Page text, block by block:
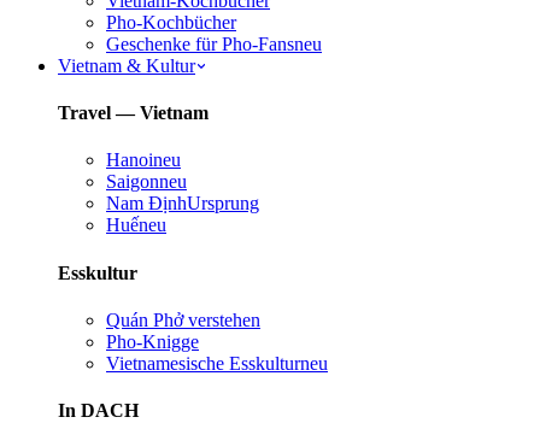
Pho-Kochbücher
Geschenke für Pho-Fansneu
Vietnam & Kultur
Travel — Vietnam
Hanoineu
Saigonneu
Nam ĐịnhUrsprung
Huếneu
Esskultur
Quán Phở verstehen
Pho-Knigge
Vietnamesische Esskulturneu
In DACH